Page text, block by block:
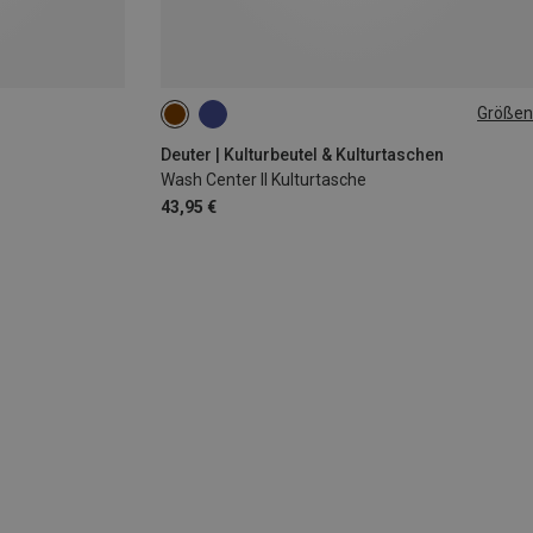
Größen
Deuter | Kulturbeutel & Kulturtaschen
Wash Center II Kulturtasche
43,95 €
ONE SIZE